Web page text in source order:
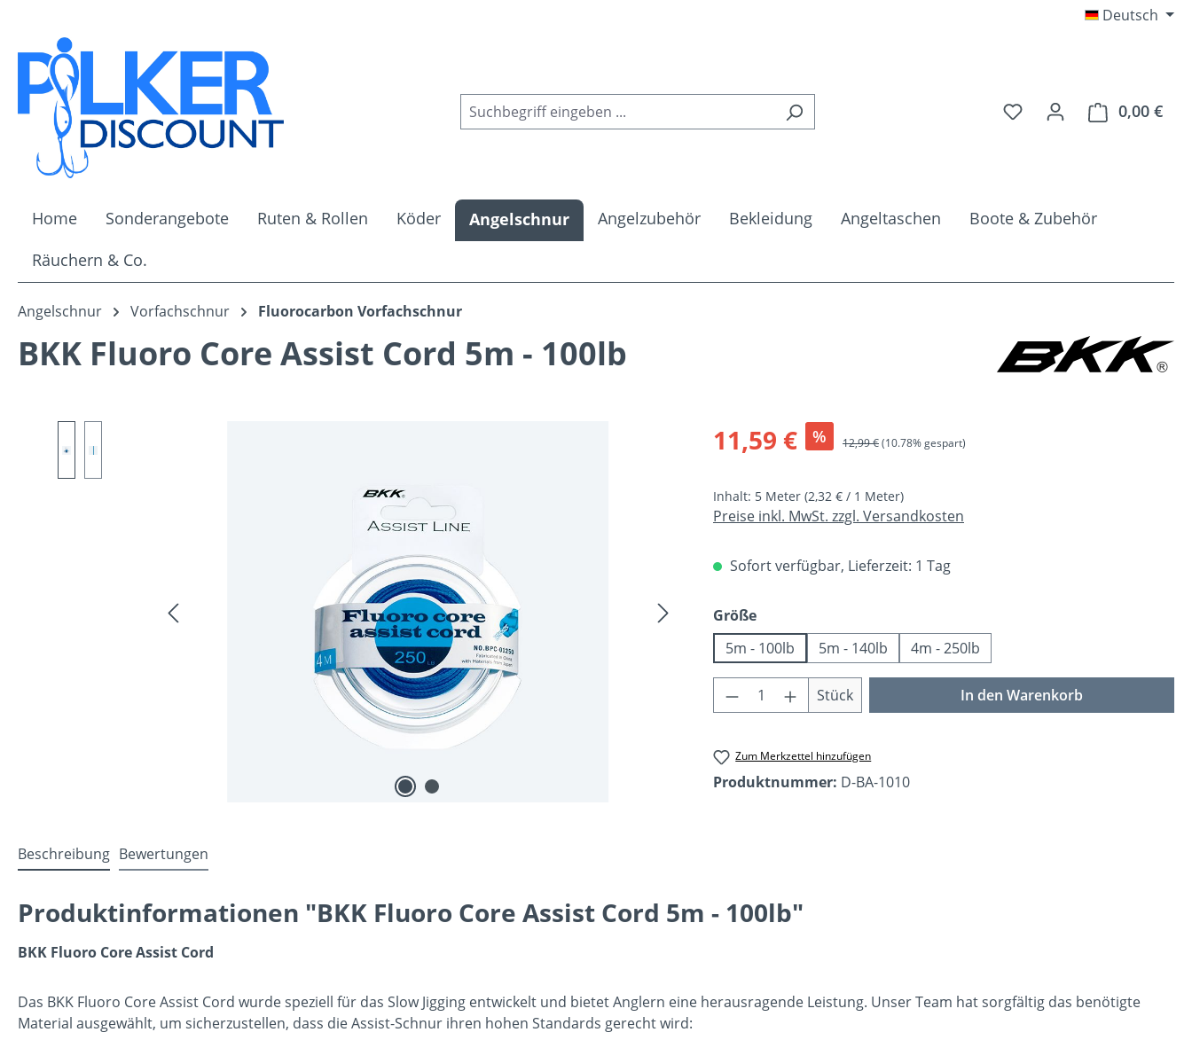
Deutsch
Du hast 0 Produkte auf
0,00 €
Home Sonderangebote Ruten & Rollen Köder Angelschnur Angelzubehör Bekleidung Angeltaschen
Boote & Zubehör
Räuchern & Co.
Angelschnur Vorfachschnur Fluorocarbon Vorfachschnur
BKK Fluoro Core Assist Cord 5m - 100lb
Verkaufspreis:
11,59 € % Regulärer Preis:
12,99 €(10.78% gespart)
Inhalt: 5 Meter (2,32 € / 1 Meter)
Preise inkl. MwSt. zzgl. Versandkosten
Sofort verfügbar, Lieferzeit: 1 Tag
Größeauswählen
5m - 100lb
5m - 140lb 4m - 250lb
Produkt Anzahl: Gib den gewünschten Wert
Stück In den Warenkorb
Zum Merkzettel hinzufügen
Produktnummer: D-BA-1010
Beschreibung Bewertungen
Produktinformationen "BKK Fluoro Core Assist Cord 5m - 100lb"
BKK Fluoro Core Assist Cord
Das BKK Fluoro Core Assist Cord wurde speziell für das Slow Jigging entwickelt und bietet Anglern eine herausragende Leistung. Unser Team hat sorgfältig das benötigte
Material ausgewählt, um sicherzustellen, dass die Assist-Schnur ihren hohen Standards gerecht wird: